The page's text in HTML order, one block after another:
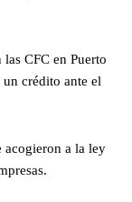
CFC en Puerto
crédito ante el
acogieron a la ley